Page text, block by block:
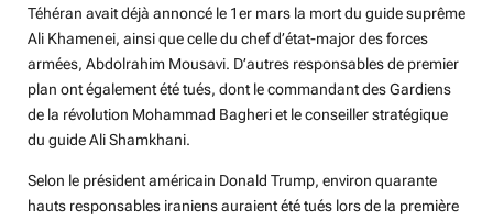
Téhéran avait déjà annoncé le 1er mars la mort du guide suprême
Ali Khamenei, ainsi que celle du chef d’état-major des forces
armées, Abdolrahim Mousavi. D’autres responsables de premier
plan ont également été tués, dont le commandant des Gardiens
de la révolution Mohammad Bagheri et le conseiller stratégique
du guide Ali Shamkhani.
Selon le président américain Donald Trump, environ quarante
hauts responsables iraniens auraient été tués lors de la première